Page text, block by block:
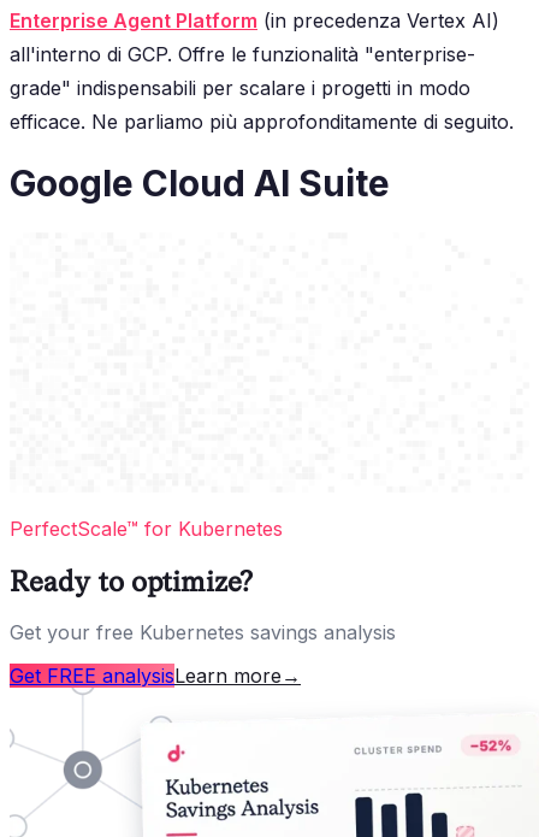
Enterprise Agent Platform (in precedenza Vertex AI)
all'interno di GCP. Offre le funzionalità "enterprise-
grade" indispensabili per scalare i progetti in modo
efficace. Ne parliamo più approfonditamente di seguito.
Google Cloud AI Suite
PerfectScale™ for Kubernetes
Ready to optimize?
Get your free Kubernetes savings analysis
Get FREE analysisLearn more →